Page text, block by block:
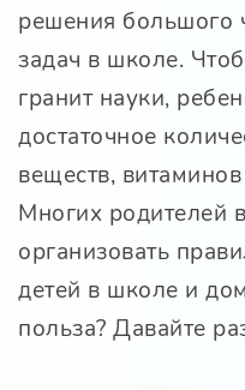
решения большого
задач в школе.
гранит науки,
достаточное
веществ,
Многих родителей
организовать
детей в школе и
польза? Давайте